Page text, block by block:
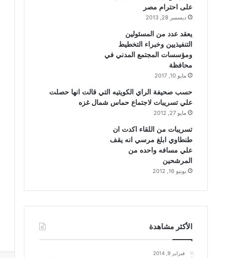
على احترام مصر
ديسمبر 28, 2013
يعقد عدد من المسئولين
التنفيذيين وخبراء التخطيط
ومؤسسات المجتمع المدني في
محافظة
مايو 10, 2017
حسب صحيفة الراي الكويتيه التي قالت انها حصلت
علي تسريبات لاجتماع حماس شمال غزه
مايو 27, 2012
تسريبات من اللقاء اكدت ان
طنطاوي ابلغ مرسي انه يقف
علي مسافه واحده من
المرشحين
يونيو 16, 2012
الأكثر مشاهدة
فبراير 9, 2014